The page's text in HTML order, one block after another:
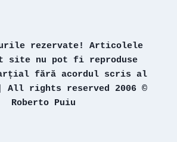
rezervate! Articolele
site nu pot fi reproduse
fără acordul scris al
rights reserved 2006 ©
Roberto Puiu